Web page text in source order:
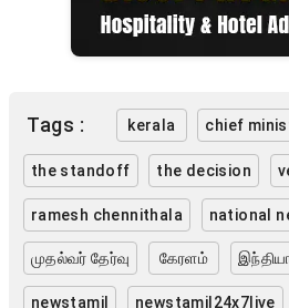
Tags : kerala chief
the standoff the decision
ramesh chennithala national
முதல்வர் தேர்வு கேரளம்
newstamil newstamil24x7live